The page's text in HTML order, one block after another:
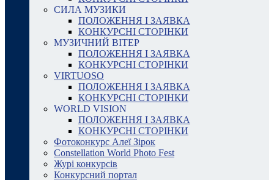
СИЛА МУЗИКИ
ПОЛОЖЕННЯ І ЗАЯВКА
КОНКУРСНІ СТОРІНКИ
МУЗИЧНИЙ ВІТЕР
ПОЛОЖЕННЯ І ЗАЯВКА
КОНКУРСНІ СТОРІНКИ
VIRTUOSO
ПОЛОЖЕННЯ І ЗАЯВКА
КОНКУРСНІ СТОРІНКИ
WORLD VISION
ПОЛОЖЕННЯ І ЗАЯВКА
КОНКУРСНІ СТОРІНКИ
Фотоконкурс Алеї Зірок
Constellation World Photo Fest
Журі конкурсів
Конкурсний портал